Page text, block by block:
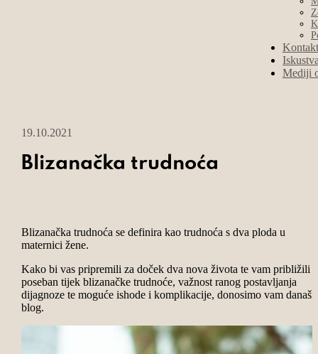
Kontakt
Mediji
19.10.2021
Blizanačka trudnoća
Blizanačka trudnoća se definira kao trudnoća s dva ploda u
maternici žene.
Kako bi vas pripremili za doček dva nova života te vam približili
poseban tijek blizanačke trudnoće, važnost ranog postavljanja
dijagnoze te moguće ishode i komplikacije, donosimo vam
blog.